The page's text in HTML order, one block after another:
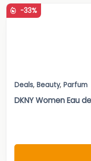
-33%
Deals, Beauty, Parfum
DKNY Women Eau